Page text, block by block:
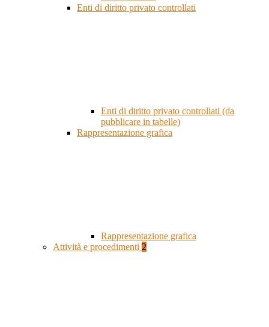
Enti di diritto privato controllati
Enti di diritto privato controllati (da
pubblicare in tabelle)
Rappresentazione grafica
Rappresentazione grafica
Attività e procedimenti 2